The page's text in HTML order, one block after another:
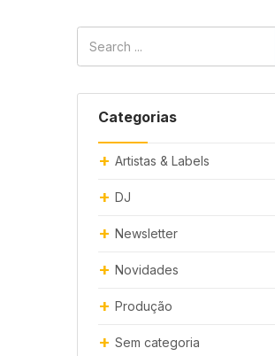
Categorias
Artistas & Labels
DJ
Newsletter
Novidades
Produção
Sem categoria